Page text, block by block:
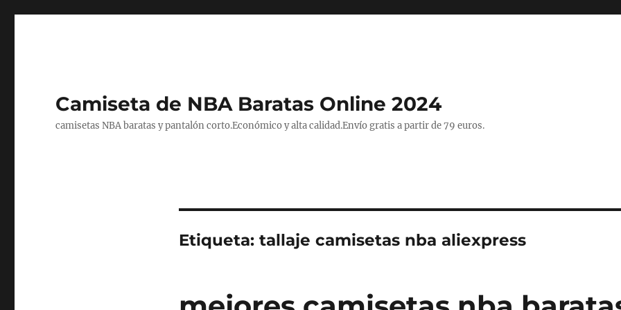
Camiseta de NBA Baratas Online 2024
camisetas NBA baratas y pantalón corto.Económico y alta calidad.Envío gratis a partir de 79 euros.
Etiqueta: tallaje camisetas nba aliexpress